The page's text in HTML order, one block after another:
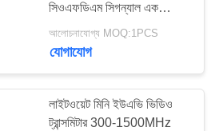
রেডিও
সিওএফডিএম সিগন্যাল এক
আলোচনাযোগ্য MOQ:1PCS
যোগাযোগ
লাইটওয়েট মিনি ইউএভি ভিডিও
ট্রান্সমিটার 300-1500MHz